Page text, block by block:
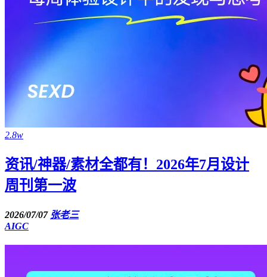
2.8w
资讯/神器/素材全都有！2026年7月设计
周刊第一波
2026/07/07 张老三
AIGC